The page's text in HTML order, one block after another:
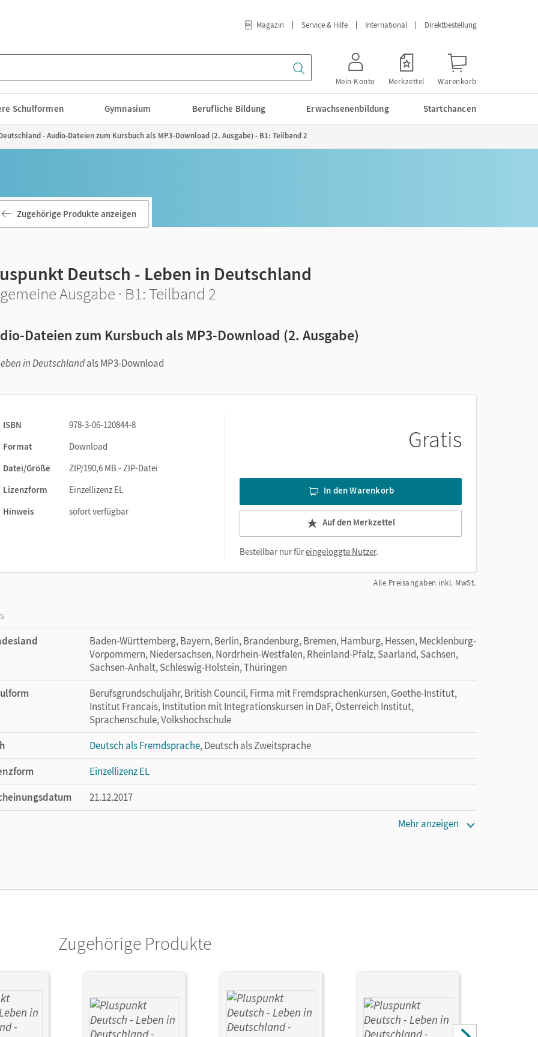
Magazin Service & Hilfe International Direktbestellung
Mein Konto Merkzettel Warenkorb
Schulformen Gymnasium Berufliche Bildung Erwachsenenbildung Startchancen
- Audio-Dateien zum Kursbuch als MP3-Download (2. Ausgabe) - B1: Teilband 2
Zugehörige Produkte anzeigen
Deutsch - Leben in Deutschland
Ausgabe · B1: Teilband 2
Dateien zum Kursbuch als MP3-Download (2. Ausgabe)
in Deutschlandals MP3-Download
ISBN
978-3-06-120844-8
Format
Download
Datei/Größe
ZIP/190,6 MB - ZIP-Datei
Lizenzform
Einzellizenz EL
Hinweis
sofort verfügbar
Gratis
In den Warenkorb
Auf den Merkzettel
Bestellbar nur füreingeloggte Nutzer.
Alle Preisangaben inkl. MwSt.
Baden-Württemberg, Bayern, Berlin, Brandenburg, Bremen, Hamburg, Hessen, Mecklenburg-
Vorpommern, Niedersachsen, Nordrhein-Westfalen, Rheinland-Pfalz, Saarland, Sachsen,
Sachsen-Anhalt, Schleswig-Holstein, Thüringen
Berufsgrundschuljahr, British Council, Firma mit Fremdsprachenkursen, Goethe-Institut,
Institut Francais, Institution mit Integrationskursen in DaF, Österreich Institut,
Sprachenschule, Volkshochschule
Deutsch als Fremdsprache, Deutsch als Zweitsprache
Einzellizenz EL
21.12.2017
Mehr anzeigen
Zugehörige Produkte